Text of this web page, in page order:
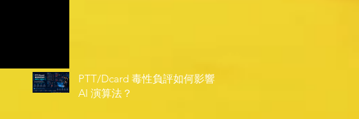
PTT/Dcard 毒性負評如何影響
AI 演算法？